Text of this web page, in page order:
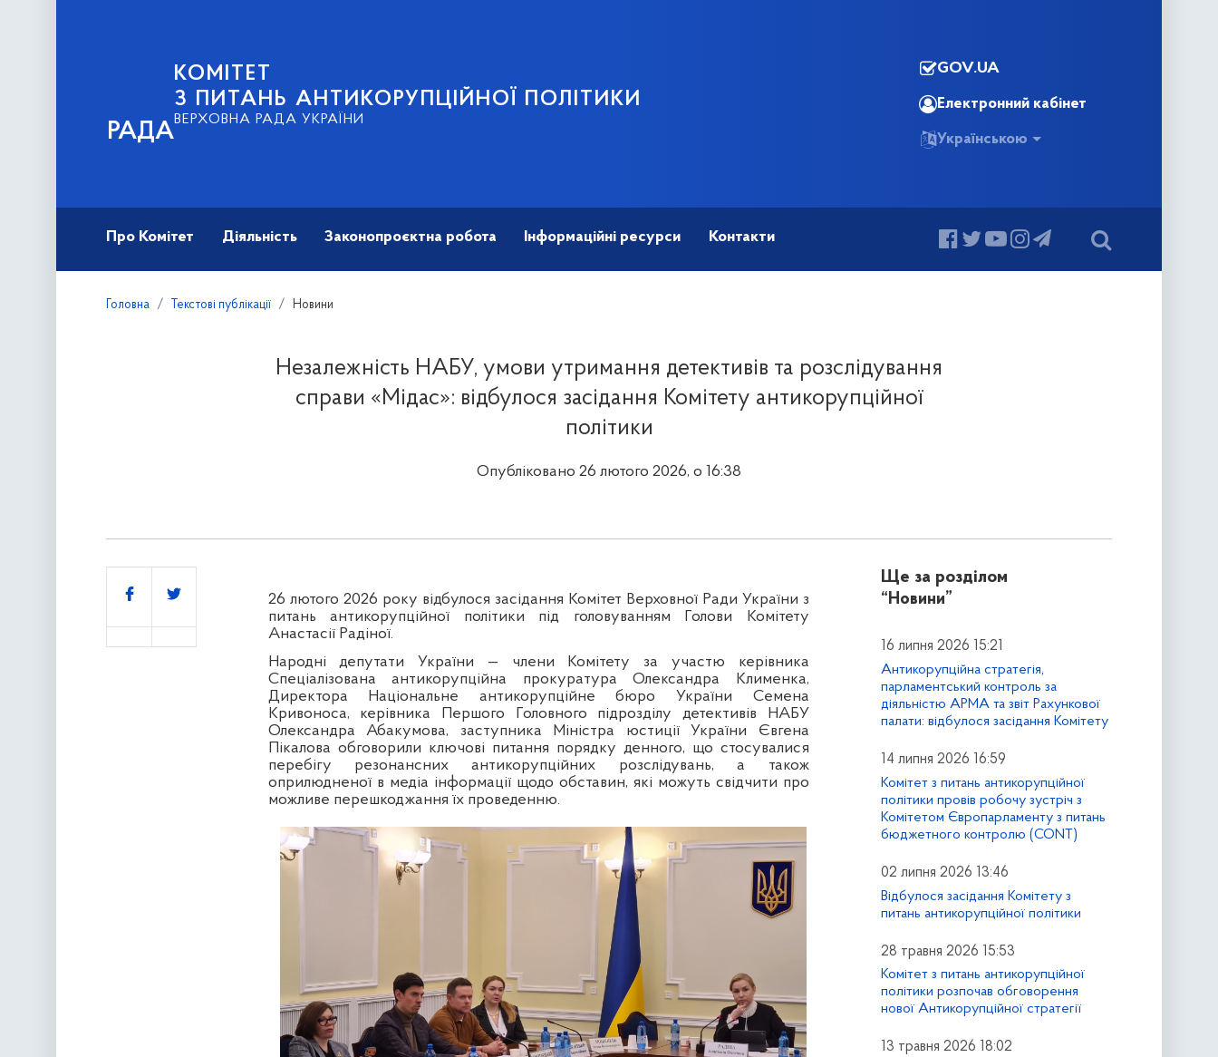
РАДА
КОМІТЕТ
З ПИТАНЬ АНТИКОРУПЦІЙНОЇ ПОЛІТИКИ
ВЕРХОВНА РАДА УКРАЇНИ
GOV.UA
Електронний кабінет
Українською
Про Комітет Діяльність Законопроєктна робота Інформаційні ресурси Контакти
Головна Текстові публікації Новини
Незалежність НАБУ, умови утримання детективів та розслідування
справи «Мідас»: відбулося засідання Комітету антикорупційної
політики
Опубліковано 26 лютого 2026, о 16:38
26 лютого 2026 року відбулося засідання Комітет Верховної Ради України з
питань антикорупційної політики під головуванням Голови Комітету
Анастасії Радіної.
Народні депутати України — члени Комітету за участю керівника
Спеціалізована антикорупційна прокуратураОлександра Клименка,
Директора Національне антикорупційне бюро України Семена
Кривоноса, керівника Першого Головного підрозділу детективів НАБУ
Олександра Абакумова, заступника Міністра юстиції України Євгена
Пікалова обговорили ключові питання порядку денного, що стосувалися
перебігу резонансних антикорупційних розслідувань, а також
оприлюдненої в медіа інформації щодо обставин, які можуть свідчити про
можливе перешкоджання їх проведенню.
Поділитись
Ще за розділом
“Новини”
16 липня 2026 15:21
Антикорупційна стратегія,
парламентський контроль за
діяльністю АРМА та звіт Рахункової
палати: відбулося засідання Комітету
14 липня 2026 16:59
Комітет з питань антикорупційної
політики провів робочу зустріч з
Комітетом Європарламенту з питань
бюджетного контролю (CONT)
02 липня 2026 13:46
Відбулося засідання Комітету з
питань антикорупційної політики
28 травня 2026 15:53
Комітет з питань антикорупційної
політики розпочав обговорення
нової Антикорупційної стратегії
13 травня 2026 18:02